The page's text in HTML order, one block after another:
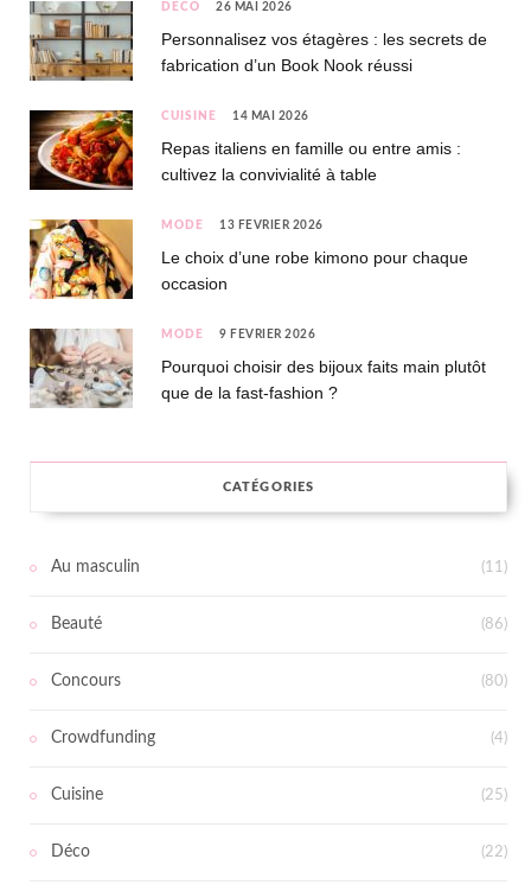
DÉCO 26 MAI 2026
Personnalisez vos étagères : les secrets de
fabrication d’un Book Nook réussi
CUISINE 14 MAI 2026
Repas italiens en famille ou entre amis :
cultivez la convivialité à table
MODE 13 FÉVRIER 2026
Le choix d’une robe kimono pour chaque
occasion
MODE 9 FÉVRIER 2026
Pourquoi choisir des bijoux faits main plutôt
que de la fast-fashion ?
CATÉGORIES
Au masculin (11)
Beauté (86)
Concours (80)
Crowdfunding (4)
Cuisine (25)
Déco (22)